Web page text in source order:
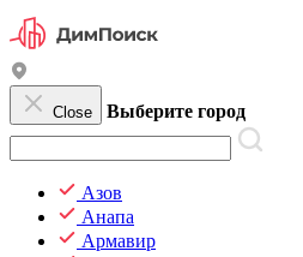
Close Выберите город
Азов
Анапа
Армавир